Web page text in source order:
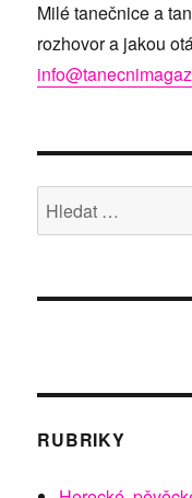
Milé tanečnice a
rozhovor a jakou
Hledat:
RUBRIKY